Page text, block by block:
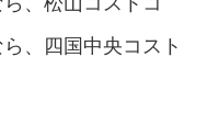
、四国中央コスト